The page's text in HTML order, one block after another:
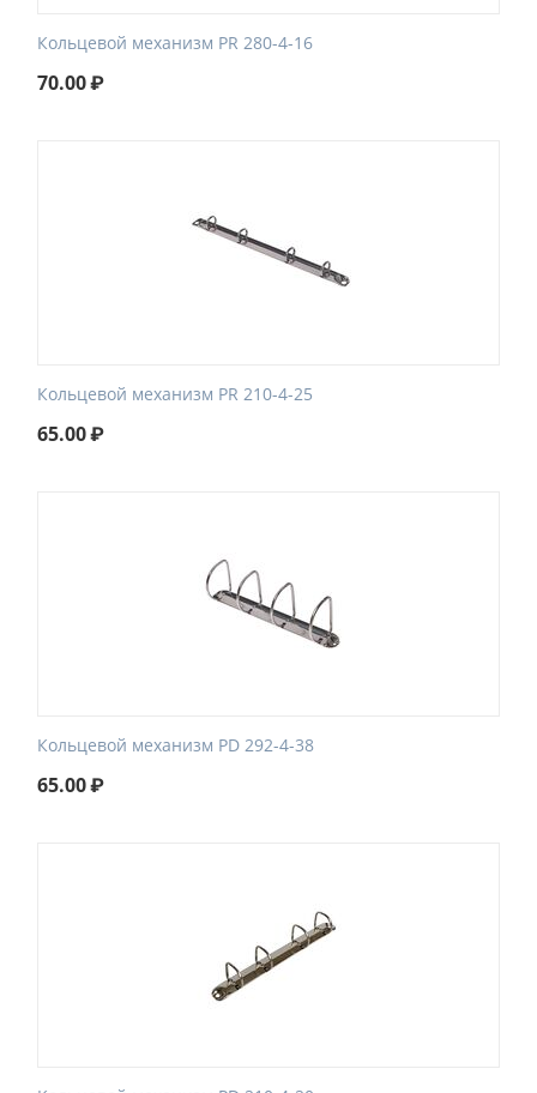
Кольцевой механизм PR 280-4-16
70.00₽
Кольцевой механизм PR 210-4-25
65.00₽
Кольцевой механизм PD 292-4-38
65.00₽